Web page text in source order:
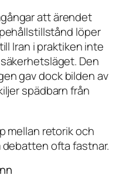
att ärendet
löper
Iran i praktiken inte
Den
gav dock bilden av
spädbarn från
mellan retorik och
ofta fastnar.